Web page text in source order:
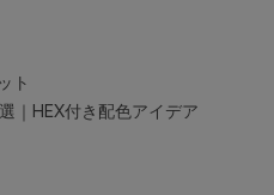
ト
｜HEX付き配色アイデア